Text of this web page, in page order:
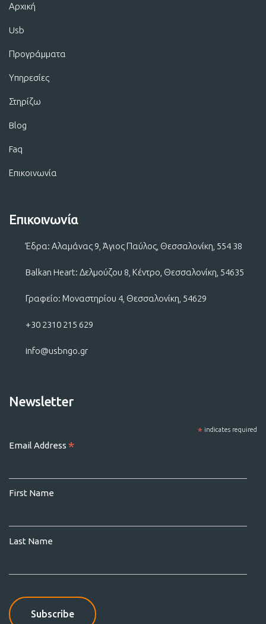
Αρχική
Usb
Προγράμματα
Υπηρεσίες
Στηρίζω
Blog
Faq
Επικοινωνία
Επικοινωνία
Έδρα: Αλαμάνας 9, Άγιος Παύλος, Θεσσαλονίκη, 554 38
Balkan Heart: Δελμούζου 8, Κέντρο, Θεσσαλονίκη, 54635
Γραφείο: Μοναστηρίου 4, Θεσσαλονίκη, 54629
+30 2310 215 629
info@usbngo.gr
Newsletter
* indicates required
Email Address *
First Name
Last Name